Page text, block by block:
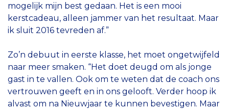
mogelijk mijn best gedaan. Het is een mooi
kerstcadeau, alleen jammer van het resultaat. Maar
ik sluit 2016 tevreden af.”
Zo’n debuut in eerste klasse, het moet ongetwijfeld
naar meer smaken. “Het doet deugd om als jonge
gast in te vallen. Ook om te weten dat de coach ons
vertrouwen geeft en in ons gelooft. Verder hoop ik
alvast om na Nieuwjaar te kunnen bevestigen. Maar